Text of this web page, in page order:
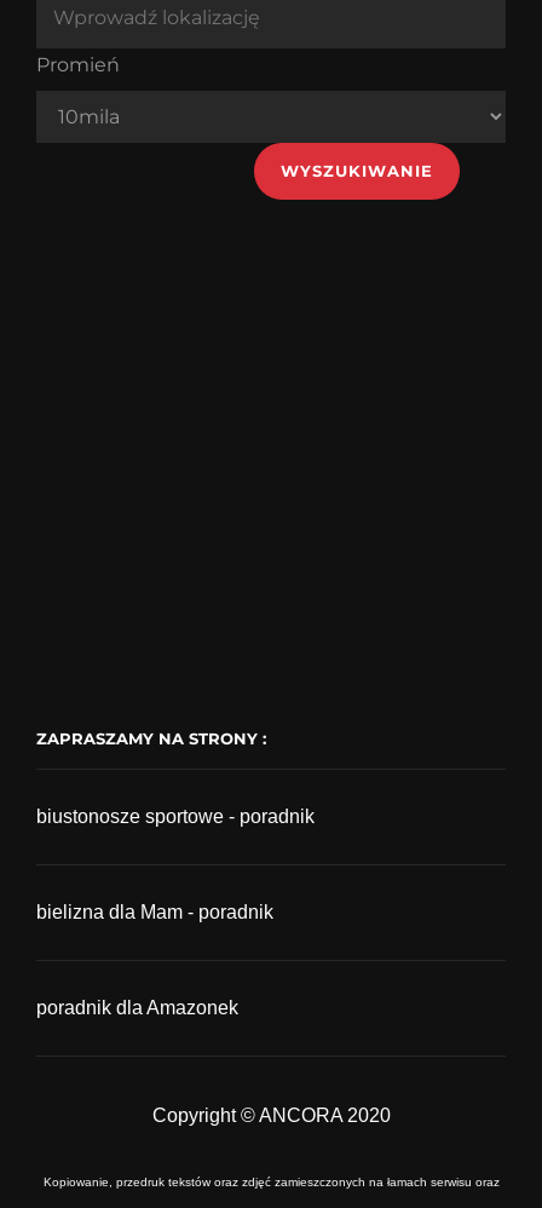
Promień
ZAPRASZAMY NA STRONY :
biustonosze sportowe - poradnik
bielizna dla Mam - poradnik
poradnik dla Amazonek
Copyright © ANCORA 2020
Kopiowanie, przedruk tekstów oraz zdjęć zamieszczonych na łamach serwisu oraz